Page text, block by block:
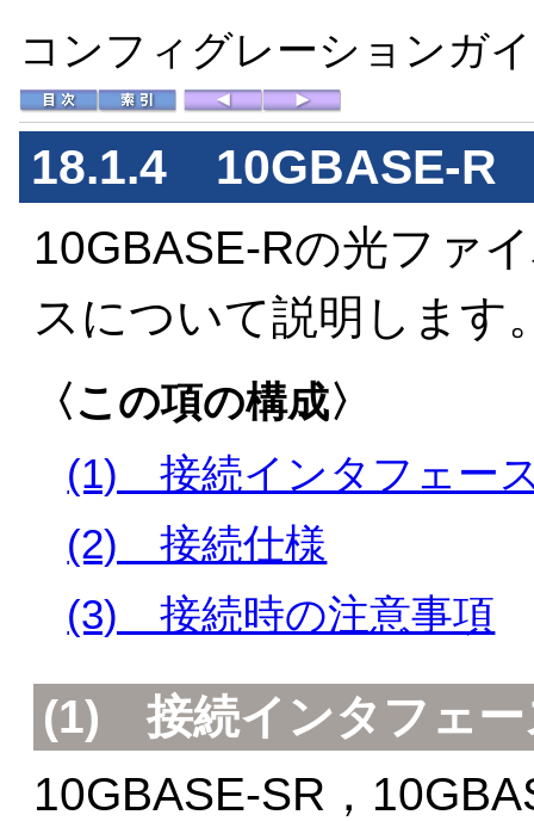
コンフィグレーションガ
18.1.4 10GBASE-R
10GBASE-Rの光ファ
スについて説明します
〈この項の構成〉
(1) 接続インタフェー
(2) 接続仕様
(3) 接続時の注意事項
(1) 接続インタフェ
10GBASE-SR，